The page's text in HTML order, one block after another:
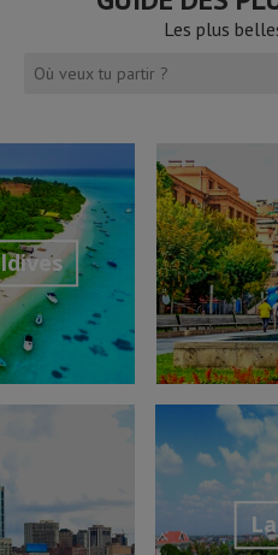
Les plus
destination